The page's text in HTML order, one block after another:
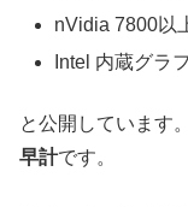
nVidia 7800以
Intel 内蔵グラ
と公開しています。
早計です。